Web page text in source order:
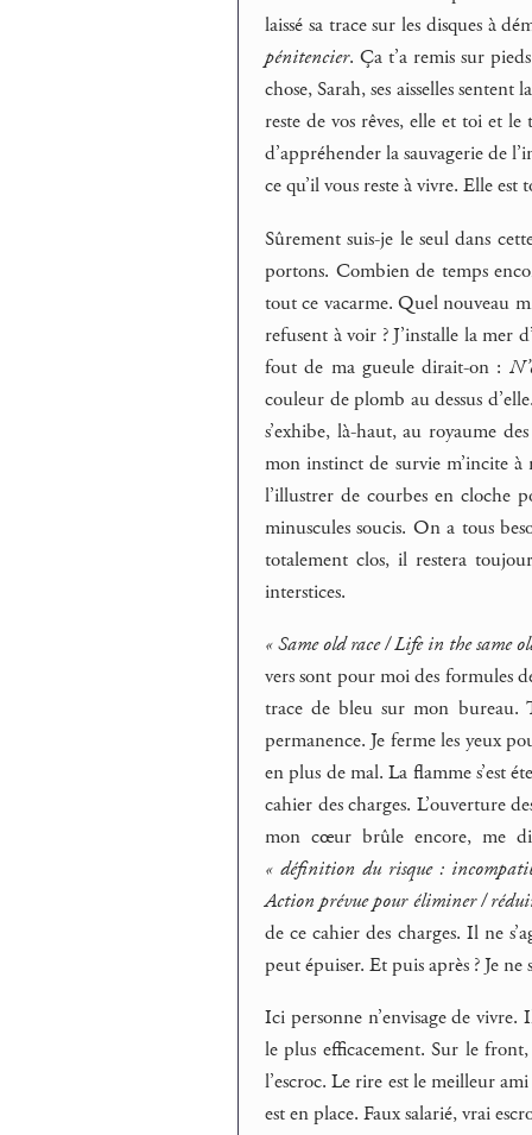
laissé sa trace sur les disques à
pénitencier. Ça t’a remis sur
chose, Sarah, ses aisselles
reste de vos rêves, elle et toi et
d’appréhender la sauvagerie de
ce qu’il vous reste à vivre. Elle
Sûrement suis-je le seul dans
portons. Combien de temps
tout ce vacarme. Quel nouveau
refusent à voir ? J’installe la mer
fout de ma gueule dirait-on :
couleur de plomb au dessus
s’exhibe, là-haut, au royaume
mon instinct de survie m’incite
l’illustrer de courbes en cloche
minuscules soucis. On a tous
totalement clos, il restera
interstices.
« Same old race / Life in the same
vers sont pour moi des formules
trace de bleu sur mon
permanence. Je ferme les yeux
en plus de mal. La flamme s’est
cahier des charges. L’ouverture
mon cœur brûle encore, me
« définition du risque :
Action prévue pour éliminer /
de ce cahier des charges. Il ne
peut épuiser. Et puis après ? Je ne
Ici personne n’envisage de
le plus efficacement. Sur le
l’escroc. Le rire est le meilleur
est en place. Faux salarié, vrai